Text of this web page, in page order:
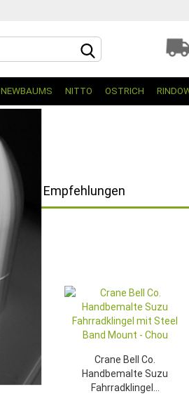
NEWBAUMS NITTO OSTRICH
Empfehlungen
Crane Bell Co.
Handbemalte Suzu
Fahrradklingel...